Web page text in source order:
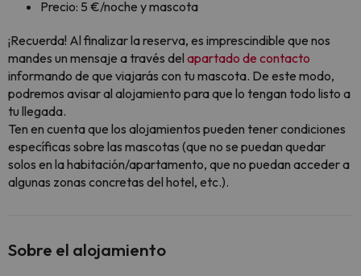
Precio: 5 €/noche y mascota
¡Recuerda! Al finalizar la reserva, es imprescindible que nos
mandes un mensaje a través del apartado de contacto
informando de que viajarás con tu mascota. De este modo,
podremos avisar al alojamiento para que lo tengan todo listo a
tu llegada.
Ten en cuenta que los alojamientos pueden tener condiciones
específicas sobre las mascotas (que no se puedan quedar
solos en la habitación/apartamento, que no puedan acceder a
algunas zonas concretas del hotel, etc.).
Sobre el alojamiento